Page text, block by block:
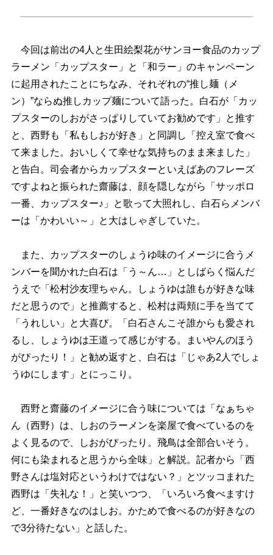
今回は前出の4人と生田絵梨花がサンヨー食品のカップ
ラーメン「カップスター」と「和ラー」のキャンペーン
に起用されたことにちなみ、それぞれの“推し麺（メ
ン）”ならぬ推しカップ麺について語った。白石が「カッ
プスターのしおがさっぱりしていてお勧めです」と推す
と、西野も「私もしおが好き」と同調し「控え室で食べ
て来ました。おいしくて幸せな気持ちのまま来ました」
と告白。司会者からカップスターといえばあのフレーズ
ですよねと振られた齋藤は、顔を隠しながら「サッポロ
一番、カップスター♪」と歌って大照れし、白石らメンバ
ーは「かわいい～」と大はしゃぎしていた。
また、カップスターのしょうゆ味のイメージに合うメ
ンバーを聞かれた白石は「う～ん…」としばらく悩んだ
うえで「松村沙友理ちゃん。しょうゆは誰もが好きな味
だと思うので」と推薦すると、松村は両頬に手を当てて
「うれしい」と大喜び。「白石さんこそ誰からも愛され
るし、しょうゆは王道って感じがする。まいやんのほう
がぴったり！」と勧め返すと、白石は「じゃあ2人でしょ
うゆにします」とにっこり。
西野と齋藤のイメージに合う味については「なぁちゃ
ん（西野）は、しおのラーメンを楽屋で食べているのを
よく見るので、しおがぴったり。飛鳥は全部合いそう。
何にも染まれると思うから全味」と解説。記者から「西
野さんは塩対応というわけではない？」とツッコまれた
西野は「失礼な！」と笑いつつ、「いろいろ食べますけ
ど、一番好きなのはしお。かためで食べるのが好きなの
で3分待たない」と話した。